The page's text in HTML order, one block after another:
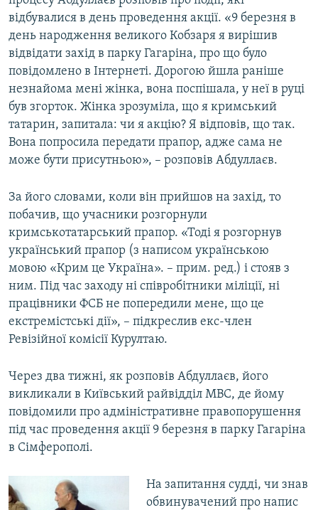
відбувалися в день проведення акції. «9 березня в
день народження великого Кобзаря я вирішив
відвідати захід в парку Гагаріна, про що було
повідомлено в Інтернеті. Дорогою йшла раніше
незнайома мені жінка, вона поспішала, у неї в руці
був згорток. Жінка зрозуміла, що я кримський
татарин, запитала: чи я акцію? Я відповів, що так.
Вона попросила передати прапор, адже сама не
може бути присутньою», – розповів Абдуллаєв.
За його словами, коли він прийшов на захід, то
побачив, що учасники розгорнули
кримськотатарський прапор. «Тоді я розгорнув
український прапор (з написом українською
мовою «Крим це Україна». – прим. ред.) і стояв з
ним. Під час заходу ні співробітники міліції, ні
працівники ФСБ не попередили мене, що це
екстремістські дії», – підкреслив екс-член
Ревізійної комісії Курултаю.
Через два тижні, як розповів Абдуллаєв, його
викликали в Київський райвідділ МВС, де йому
повідомили про адміністративне правопорушення
під час проведення акції 9 березня в парку Гагаріна
в Сімферополі.
На запитання судді, чи знав
обвинувачений про напис